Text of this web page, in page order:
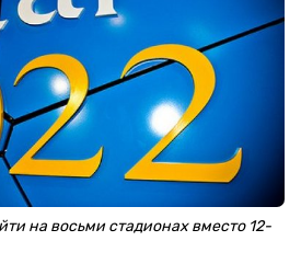
на восьми стадионах вместо 12-